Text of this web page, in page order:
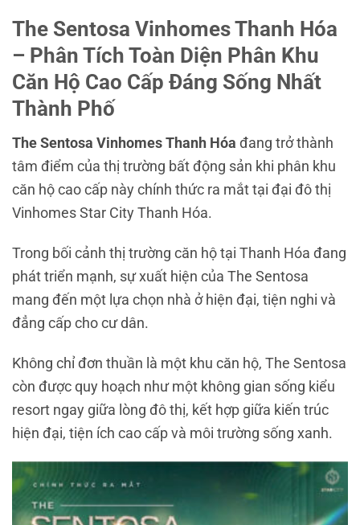
The Sentosa Vinhomes Thanh Hóa
– Phân Tích Toàn Diện Phân Khu
Căn Hộ Cao Cấp Đáng Sống Nhất
Thành Phố
The Sentosa Vinhomes Thanh Hóa đang trở thành
tâm điểm của thị trường bất động sản khi phân khu
căn hộ cao cấp này chính thức ra mắt tại đại đô thị
Vinhomes Star City Thanh Hóa.
Trong bối cảnh thị trường căn hộ tại Thanh Hóa đang
phát triển mạnh, sự xuất hiện của The Sentosa
mang đến một lựa chọn nhà ở hiện đại, tiện nghi và
đẳng cấp cho cư dân.
Không chỉ đơn thuần là một khu căn hộ, The Sentosa
còn được quy hoạch như một không gian sống kiểu
resort ngay giữa lòng đô thị, kết hợp giữa kiến trúc
hiện đại, tiện ích cao cấp và môi trường sống xanh.